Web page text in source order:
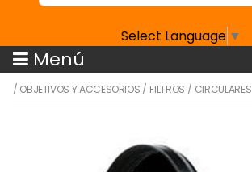
Select Language ▼
Menú
/ OBJETIVOS Y ACCESORIOS / FILTROS / CIRCULARES